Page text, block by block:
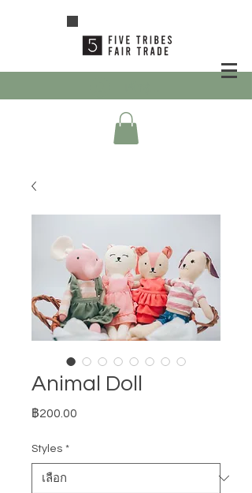
Animal Doll
฿200.00
Styles *